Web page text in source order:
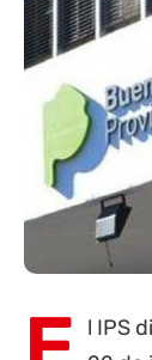
l IPS